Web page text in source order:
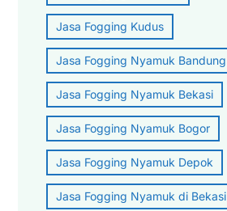
Jasa Fogging Kudus
Jasa Fogging Nyamuk Bandung
Jasa Fogging Nyamuk Bekasi
Jasa Fogging Nyamuk Bogor
Jasa Fogging Nyamuk Depok
Jasa Fogging Nyamuk di Bekasi